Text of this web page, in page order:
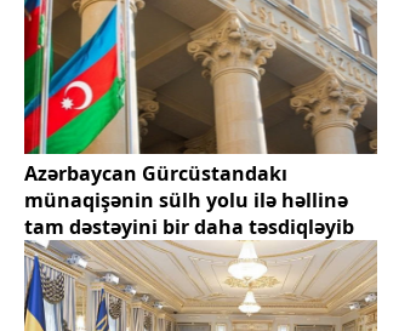
Azərbaycan Gürcüstandakı
münaqişənin sülh yolu ilə həllinə
tam dəstəyini bir daha təsdiqləyib